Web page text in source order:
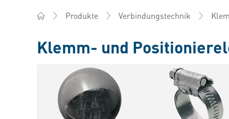
Produkte Verbindungstechnik
Klemm- und